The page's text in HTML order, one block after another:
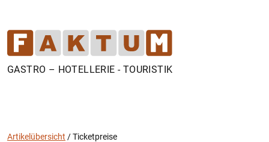
GASTRO – HOTELLERIE - TOURISTIK
Artikelübersicht /Ticketpreise